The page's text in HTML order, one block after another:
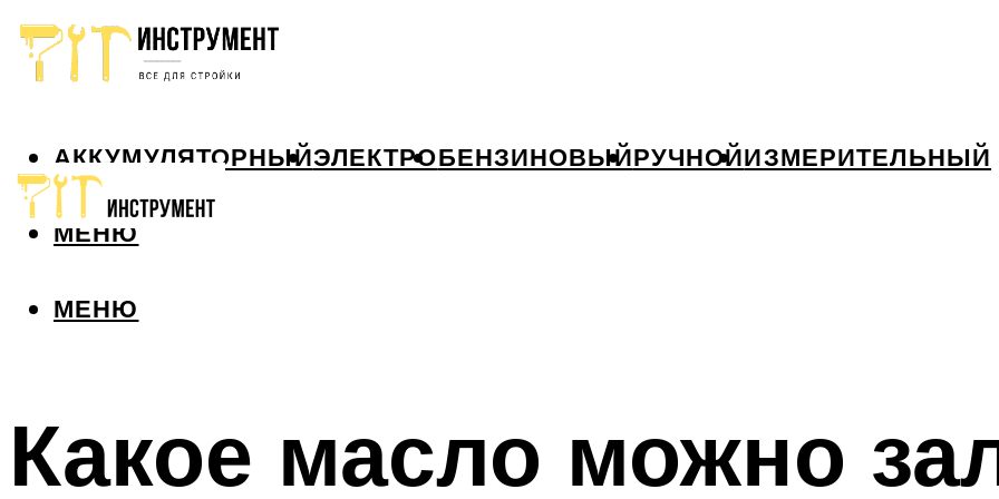
АККУМУЛЯТОРНЫЙЭЛЕКТРОБЕНЗИНОВЫЙРУЧНОЙИЗМЕРИТЕЛЬНЫЙ
МЕНЮ
МЕНЮ
Какое масло можно